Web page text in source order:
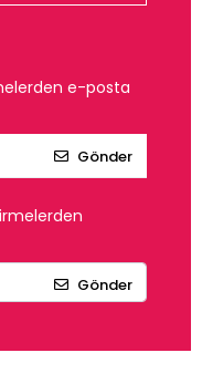
e-posta
Gönder
Gönder